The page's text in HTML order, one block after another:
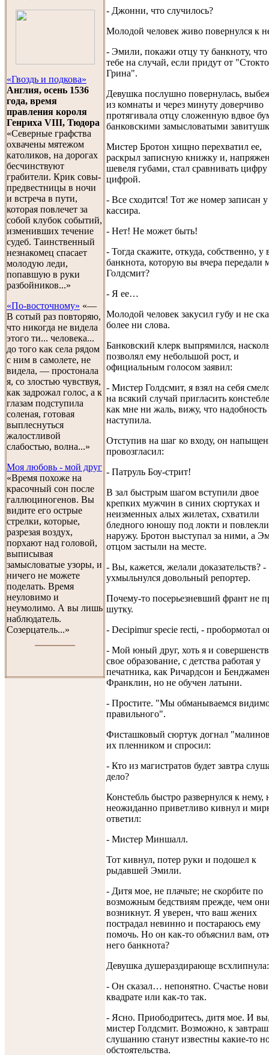
«Гвоздь и подкова»
Англия, осень 1536
года, время
правления короля
Генриха VIII, Тюдора
«Северные графства
охвачены мятежом
католиков, на дорогах
бесчинствуют
грабители. Крик совы-
предвестницы в ночи
и встреча в пути,
которая повлечет за
собой клубок событий,
изменивших течение
судеб. Таинственный
незнакомец спасает
молодую леди,
попавшую в руки
разбойников...»
«По-восточному» «—
В сотый раз повторяю,
что никогда не видела
этого ти... человека...
до того как села рядом
с ним в самолете, не
видела, — простонала
я, со злостью чувствуя,
как задрожал голос, а к
глазам подступила
соленая, готовая
выплеснуться
жалостливой
слабостью, волна...»
Моя любовь - мой друг
«Время похоже на
красочный сон после
галлюциногенов. Вы
видите его острые
стрелки, которые,
разрезая воздух,
порхают над головой,
выписывая
замысловатые узоры, и
ничего не можете
поделать. Время
неуловимо и
неумолимо. А вы лишь
наблюдатель.
Созерцатель...»
- Джонни, что случилось?
Молодой человек живо повернулся к
- Эмили, покажи отцу ту банкноту, что
тебе на случай, если придут от
Грина".
Девушка послушно повернулась,
из комнаты и через минуту доверчиво
протягивала отцу сложенную вдвое
банковскими замысловатыми
Мистер Бротон хищно перехватил ее,
раскрыл записную книжку и,
шевеля губами, стал сравнивать цифру
цифрой.
- Все сходится! Тот же номер записан у
кассира.
- Нет! Не может быть!
- Тогда скажите, откуда, собственно, у
банкнота, которую вы вчера передали
Голдсмит?
- Я ее…
Молодой человек закусил губу и не
более ни слова.
Банковский клерк выпрямился,
позволял ему небольшой рост, и
официальным голосом заявил:
- Мистер Голдсмит, я взял на себя
на всякий случай пригласить
как мне ни жаль, вижу, что надобность
наступила.
Отступив на шаг ко входу, он
провозгласил:
- Патруль Боу-стрит!
В зал быстрым шагом вступили двое
крепких мужчин в синих сюртуках и
неизменных алых жилетах, схватили
бледного юношу под локти и повлекли
наружу. Бротон выступал за ними, а
отцом застыли на месте.
- Вы, кажется, желали доказательств? -
ухмыльнулся довольный репортер.
Почему-то посерьезневший франт не
шутку.
- Decipimur specie recti, - пробормотал
- Мой юный друг, хоть я и
свое образование, с детства работая у
печатника, как Ричардсон и
Франклин, но не обучен латыни.
- Простите. "Мы обманываемся
правильного".
Фисташковый сюртук догнал
их пленником и спросил:
- Кто из магистратов будет завтра
дело?
Констебль быстро развернулся к нему,
неожиданно приветливо кивнул и
ответил:
- Мистер Миншалл.
Тот кивнул, потер руки и подошел к
рыдавшей Эмили.
- Дитя мое, не плачьте; не скорбите по
возможным бедствиям прежде, чем
возникнут. Я уверен, что ваш жених
пострадал невинно и постараюсь ему
помочь. Но он как-то объяснил вам,
него банкнота?
Девушка душераздирающе всхлипнула:
- Он сказал… непонятно. Счастье
квадрате или как-то так.
- Ясно. Приободритесь, дитя мое. И
мистер Голдсмит. Возможно, к
слушанию станут известны какие-то
обстоятельства.